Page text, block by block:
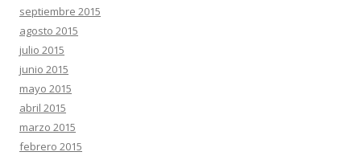
septiembre 2015
agosto 2015
julio 2015
junio 2015
mayo 2015
abril 2015
marzo 2015
febrero 2015